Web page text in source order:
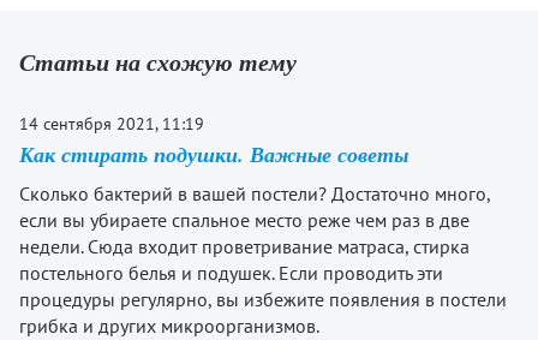
Статьи на схожую тему
14 сентября 2021, 11:19
Как стирать подушки. Важные советы
Сколько бактерий в вашей постели? Достаточно много,
если вы убираете спальное место реже чем раз в две
недели. Сюда входит проветривание матраса, стирка
постельного белья и подушек. Если проводить эти
процедуры регулярно, вы избежите появления в постели
грибка и других микроорганизмов.